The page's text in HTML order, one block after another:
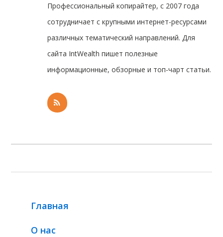
Профессиональный копирайтер, с 2007 года
сотрудничает с крупными интернет-ресурсами
различных тематический направлений. Для
сайта IntWealth пишет полезные
информационные, обзорные и топ-чарт статьи.
Главная
О нас